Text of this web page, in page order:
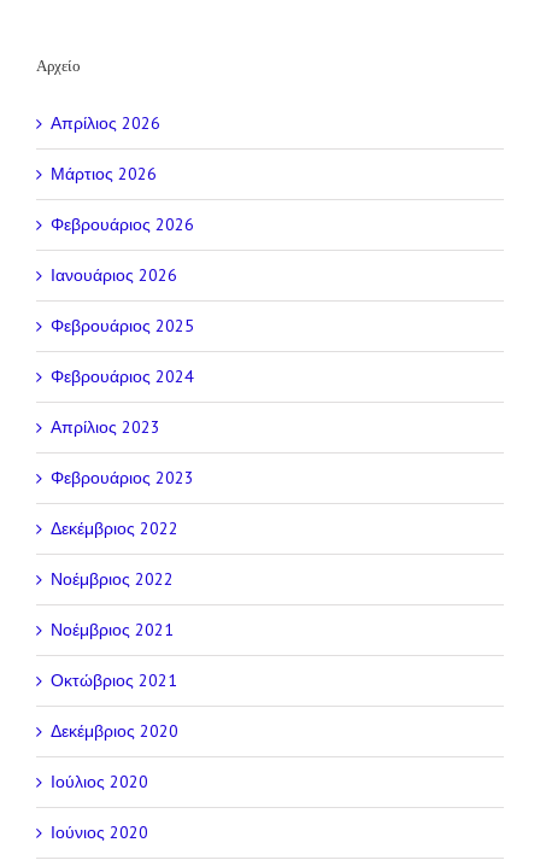
Αρχείο
Απρίλιος 2026
Μάρτιος 2026
Φεβρουάριος 2026
Ιανουάριος 2026
Φεβρουάριος 2025
Φεβρουάριος 2024
Απρίλιος 2023
Φεβρουάριος 2023
Δεκέμβριος 2022
Νοέμβριος 2022
Νοέμβριος 2021
Οκτώβριος 2021
Δεκέμβριος 2020
Ιούλιος 2020
Ιούνιος 2020